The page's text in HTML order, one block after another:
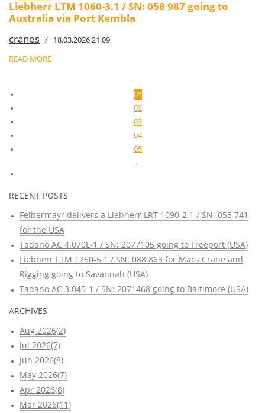
Liebherr LTM 1060-3.1 / SN: 058 987 going to
Australia via Port Kembla
cranes / 18.03.2026 21:09
READ MORE
01
02
03
04
05
...
RECENT POSTS
Felbermayr delivers a Liebherr LRT 1090-2.1 / SN: 053 741
for the USA
Tadano AC 4.070L-1 / SN: 2077105 going to Freeport (USA)
Liebherr LTM 1250-5.1 / SN: 088 863 for Macs Crane and
Rigging going to Savannah (USA)
Tadano AC 3.045-1 / SN: 2071468 going to Baltimore (USA)
ARCHIVES
Aug 2026(2)
Jul 2026(7)
Jun 2026(8)
May 2026(7)
Apr 2026(8)
Mar 2026(11)